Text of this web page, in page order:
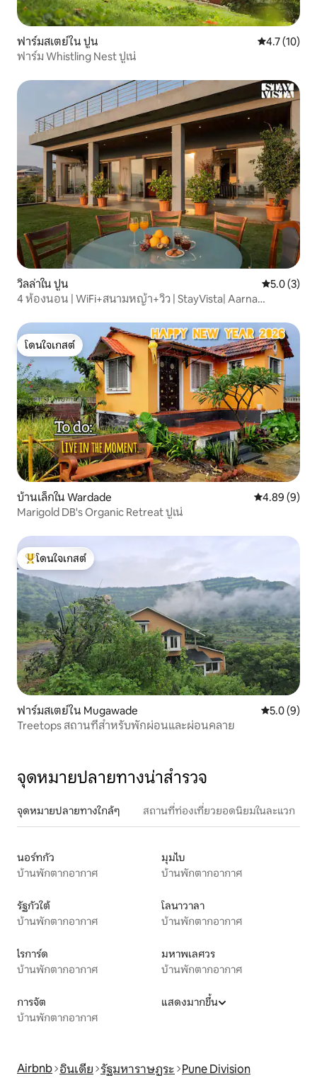
ฟาร์มสเตย์ใน ปูน คะแนนเฉลี่ย
4.7 (10)
ฟาร์ม Whistling Nest ปูเน่
วิลล่าใน ปูน คะแนนเฉลี่
5.0 (3)
4 ห้องนอน | WiFi+สนามหญ้า+วิว | StayVista| Aarna
โดนใจเกสต์
โดนใจเกสต์
บ้านเล็กใน Wardade คะแนนเฉลี่ย
4.89 (9)
Marigold DB's Organic Retreat ปูเน่
โดนใจเกสต์ที่สุด
โดนใจเกสต์
ฟาร์มสเตย์ใน Mugawade คะแนนเฉลี่
5.0 (9)
Treetops สถานที่สำหรับพักผ่อนและผ่อนคลาย
จุดหมายปลายทางน่าสำรวจ
จุดหมายปลายทางใกล้ๆ สถานที่ท่องเที่ยวยอดนิยมในละแวก
นอร์ทกัว
บ้านพักตากอากาศ
มุมไบ
บ้านพักตากอากาศ
รัฐกัวใต้
บ้านพักตากอากาศ
โลนาวาลา
บ้านพักตากอากาศ
ไรการ์ด
บ้านพักตากอากาศ
มหาพเลศวร
บ้านพักตากอากาศ
การจัต
บ้านพักตากอากาศ
แสดงมากขึ้น
Airbnb อินเดีย รัฐมหาราษฏระ Pune Division